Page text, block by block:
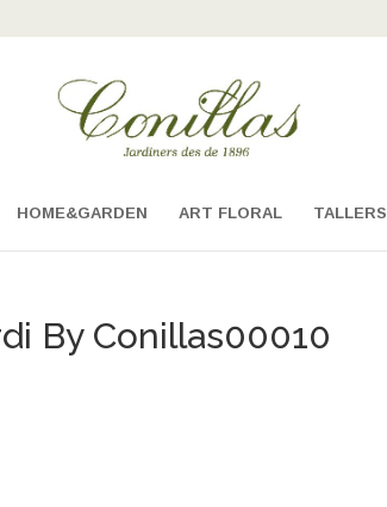
HOME&GARDEN ART FLORAL TALLERS
By Conillas00010